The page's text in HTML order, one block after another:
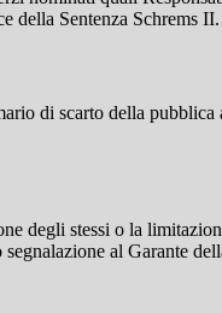
della Sentenza Schrems II.
di scarto della
degli stessi o la
al Garante